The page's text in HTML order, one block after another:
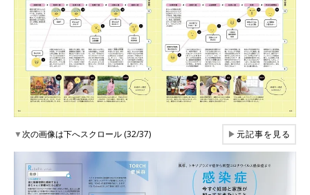
▼次の画像は下へスクロール (32/37) ▶元記事を見る